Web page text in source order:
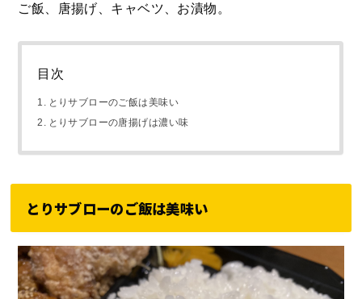
ご飯、唐揚げ、キャベツ、お漬物。
目次
とりサブローのご飯は美味い
とりサブローの唐揚げは濃い味
とりサブローのご飯は美味い